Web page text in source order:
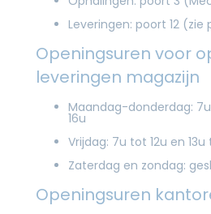
Leveringen: poort 12 (zie
Openingsuren voor
leveringen magazijn
Maandag-donderdag:
16u
Vrijdag: 7u tot 12u en 13u
Zaterdag en zondag:
Openingsuren